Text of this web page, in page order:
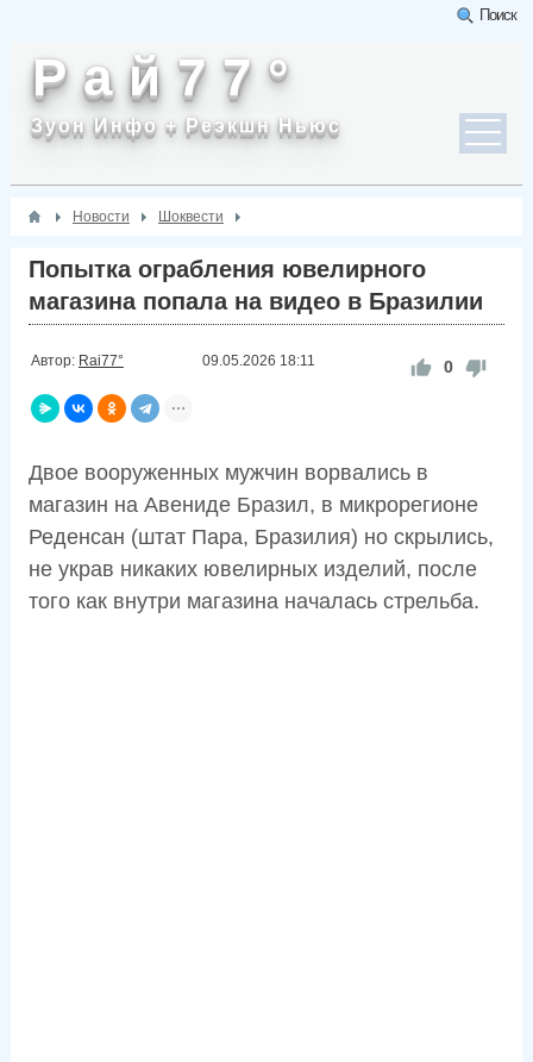
Поиск
Р а й 7 7 °
Зуон Инфо + Реэкшн Ньюс
Новости Шоквести
Попытка ограбления ювелирного
магазина попала на видео в Бразилии
Автор: Rai77° 09.05.2026 18:11 0
Двое вооруженных мужчин ворвались в
магазин на Авениде Бразил, в микрорегионе
Реденсан (штат Пара, Бразилия) но скрылись,
не украв никаких ювелирных изделий, после
того как внутри магазина началась стрельба.